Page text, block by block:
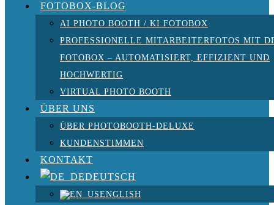
FOTOBOX-BLOG
AI PHOTO BOOTH / KI FOTOBOX
PROFESSIONELLE MITARBEITERFOTOS MIT
FOTOBOX – AUTOMATISIERT, EFFIZIENT UND
HOCHWERTIG
VIRTUAL PHOTO BOOTH
ÜBER UNS
ÜBER PHOTOBOOTH-DELUXE
KUNDENSTIMMEN
KONTAKT
DEUTSCH
ENGLISH